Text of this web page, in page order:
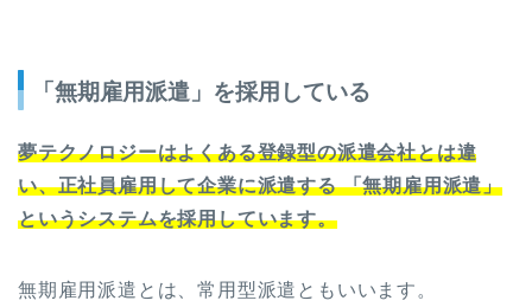
「無期雇用派遣」を採用している
夢テクノロジーはよくある登録型の派遣会社とは違
い、正社員雇用して企業に派遣する 「無期雇用派遣」
というシステムを採用しています。
無期雇用派遣とは、常用型派遣ともいいます。